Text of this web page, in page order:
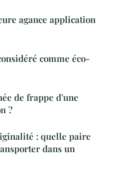
agance application
comme éco-
de frappe d'une
?
: quelle paire
dans un